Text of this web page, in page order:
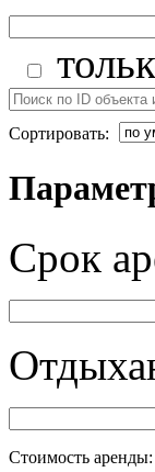
Сортировать:
Срок
Стоимость аренды: